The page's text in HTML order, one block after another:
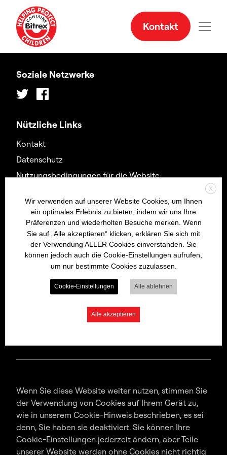
Kontakt
Kontakt
Head Office, Macfarlan Smith, 10 Wheatfield Road,
Edinburgh, EH11 2QA, Scotland, United Kingdom
Tel: +44 (0)131 337 2434
Fax: +44 (0)131 337 9813
Nützliche Links
Kontakt
Datenschutz
Nutzungsbedingungen für die Website
Erklärung zur Barrierefreiheit
Soziale Netzwerke
Twitter Facebook
Wenn Sie diese Website weiter nutzen, stimmen Sie
der Verwendung von Cookies auf Ihrem Gerät zu,
wie in unserem Cookie-Hinweis beschrieben, es sei
denn, Sie haben sie deaktiviert. Sie können Ihre
Cookie-Einstellungen jederzeit ändern, aber Teile
unserer Website werden ohne Cookies nicht richtig
X
Wir verwenden auf unserer Website Cookies, um Ihnen
ein optimales Erlebnis zu bieten, indem wir uns Ihre
Präferenzen und wiederholten Besuche merken. Wenn
Sie auf „Alle akzeptieren“ klicken, erklären Sie sich mit
der Verwendung ALLER Cookies einverstanden. Sie
können jedoch auch die Cookie-Einstellungen aufrufen,
um nur bestimmte Cookies zuzulassen.
Cookie-Einstellungen Alle ablehnen
Alle akzeptieren